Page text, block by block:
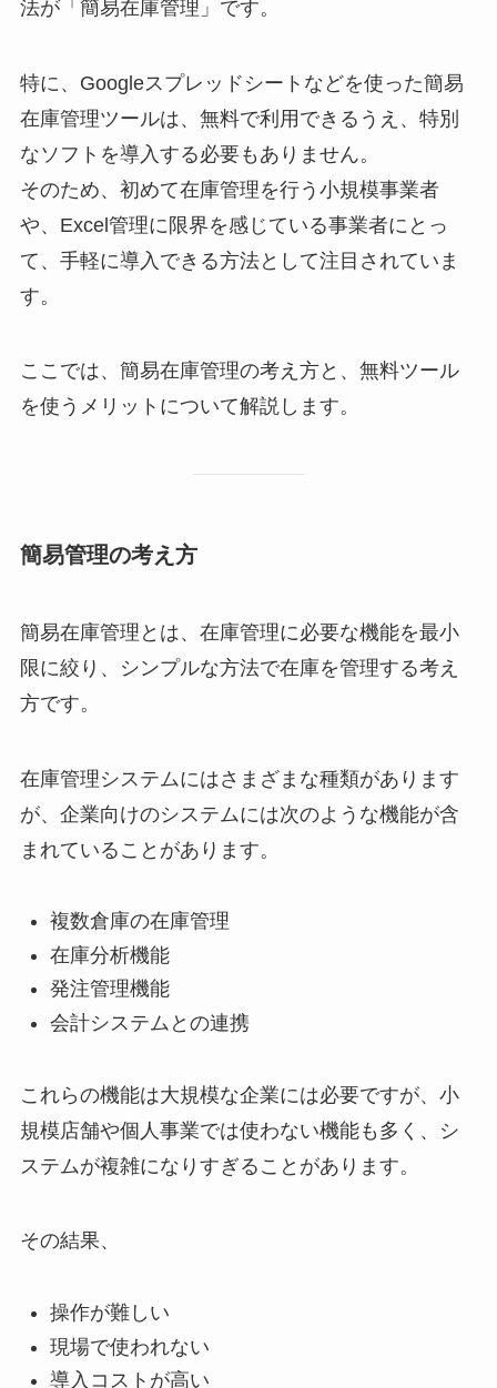
法が「簡易在庫管理」です。
特に、Googleスプレッドシートなどを使った簡易
在庫管理ツールは、無料で利用できるうえ、特別
なソフトを導入する必要もありません。
そのため、初めて在庫管理を行う小規模事業者
や、Excel管理に限界を感じている事業者にとっ
て、手軽に導入できる方法として注目されていま
す。
ここでは、簡易在庫管理の考え方と、無料ツール
を使うメリットについて解説します。
簡易管理の考え方
簡易在庫管理とは、在庫管理に必要な機能を最小
限に絞り、シンプルな方法で在庫を管理する考え
方です。
在庫管理システムにはさまざまな種類があります
が、企業向けのシステムには次のような機能が含
まれていることがあります。
複数倉庫の在庫管理
在庫分析機能
発注管理機能
会計システムとの連携
これらの機能は大規模な企業には必要ですが、小
規模店舗や個人事業では使わない機能も多く、シ
ステムが複雑になりすぎることがあります。
その結果、
操作が難しい
現場で使われない
導入コストが高い